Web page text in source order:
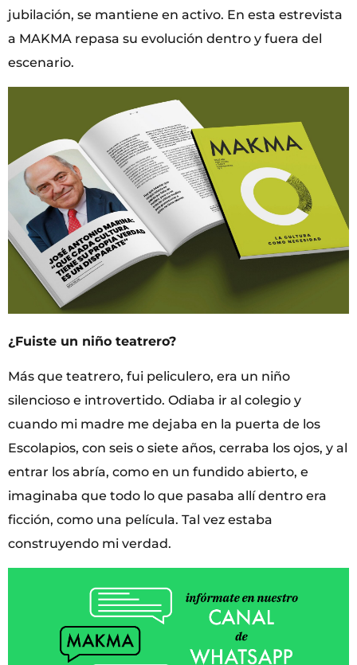
jubilación, se mantiene en activo. En esta estrevista
a MAKMA repasa su evolución dentro y fuera del
escenario.
¿Fuiste un niño teatrero?
Más que teatrero, fui peliculero, era un niño
silencioso e introvertido. Odiaba ir al colegio y
cuando mi madre me dejaba en la puerta de los
Escolapios, con seis o siete años, cerraba los ojos, y al
entrar los abría, como en un fundido abierto, e
imaginaba que todo lo que pasaba allí dentro era
ficción, como una película. Tal vez estaba
construyendo mi verdad.